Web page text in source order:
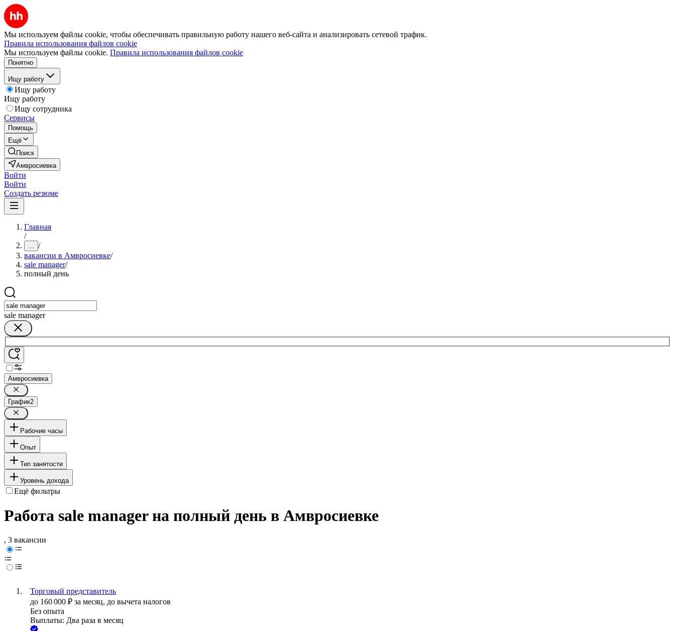
Мы используем файлы cookie, чтобы обеспечивать правильную работу нашего веб-сайта и анализировать сетевой трафик.
Правила использования файлов cookie
Мы используем файлы cookie. Правила использования файлов cookie
Понятно
Ищу работу
Ищу работу
Ищу работу
Ищу сотрудника
Сервисы
Помощь
Ещё
Поиск
Амвросиевка
Войти
Войти
Создать резюме
Главная
/
... /
вакансии в Амвросиевке/
sale manager/
полный день
sale manager
Амвросиевка
График2
Рабочие часы
Опыт
Тип занятости
Уровень дохода
Ещё фильтры
Работа sale manager на полный день в Амвросиевке
, 3 вакансии
Торговый представитель
до 160 000 ₽ за месяц, до вычета налогов
Без опыта
Выплаты: Два раза в месяц